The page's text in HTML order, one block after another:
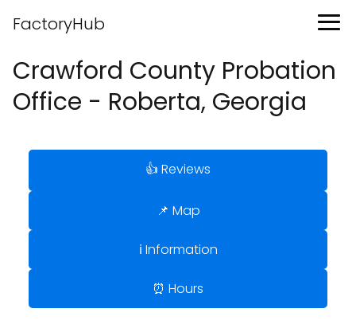
FactoryHub
Crawford County Probation
Office - Roberta, Georgia
👍 Reviews
📌 Map
ℹ️ Information
⏰ Hours